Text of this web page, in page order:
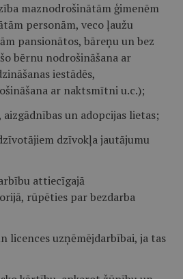
maznodrošinātām ģimenēm
personām, veco ļaužu
pansionātos, bāreņu un bez
bērnu nodrošināšana ar
iestādēs,
ar naktsmītni u.c.);
un adopcijas lietas;
dzīvokļa jautājumu
attiecīgajā
rūpēties par bezdarba
licences uzņēmējdarbībai, ja tas